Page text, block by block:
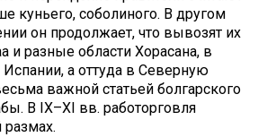
куньего, соболиного. В другом
он продолжает, что вывозят их
и разные области Хорасана, в
а оттуда в Северную
важной статьей болгарского
В IX–XI вв. работорговля